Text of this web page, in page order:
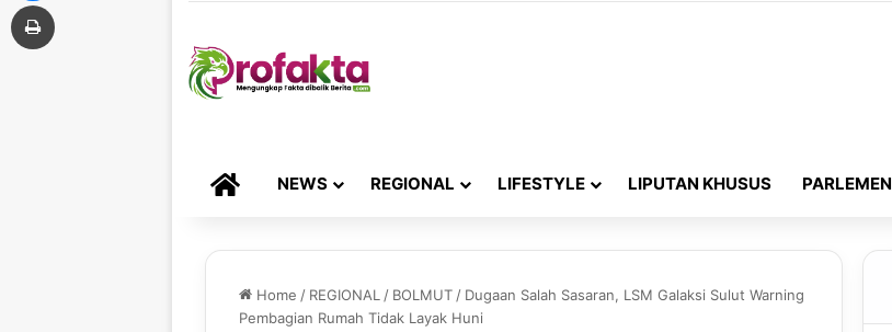
HOMENEWS REGIONAL LIFESTYLE LIPUTAN KHUSUS PARLEMEN
Home / REGIONAL / BOLMUT / Dugaan Salah Sasaran, LSM Galaksi Sulut Warning
Pembagian Rumah Tidak Layak Huni